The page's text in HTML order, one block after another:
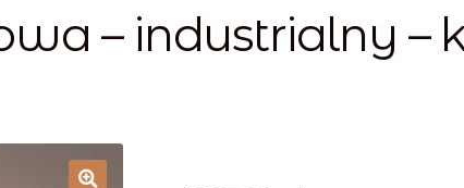
– industrialny –